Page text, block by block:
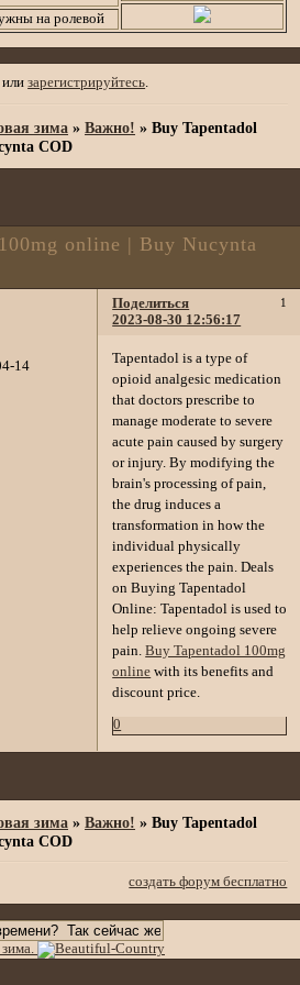
на ролевой
илизарегистрируйтесь.
зима »Важно! »Buy Tapentadol
COD
online | Buy Nucynta
Поделиться 1
2023-08-30 12:56:17
14
Tapentadol is a type of
opioid analgesic medication
that doctors prescribe to
manage moderate to severe
acute pain caused by surgery
or injury. By modifying the
brain's processing of pain,
the drug induces a
transformation in how the
individual physically
experiences the pain. Deals
on Buying Tapentadol
Online: Tapentadol is used to
help relieve ongoing severe
pain.Buy Tapentadol 100mg
online with its benefits and
discount price.
0
зима »Важно! »Buy Tapentadol
COD
создать форум бесплатно